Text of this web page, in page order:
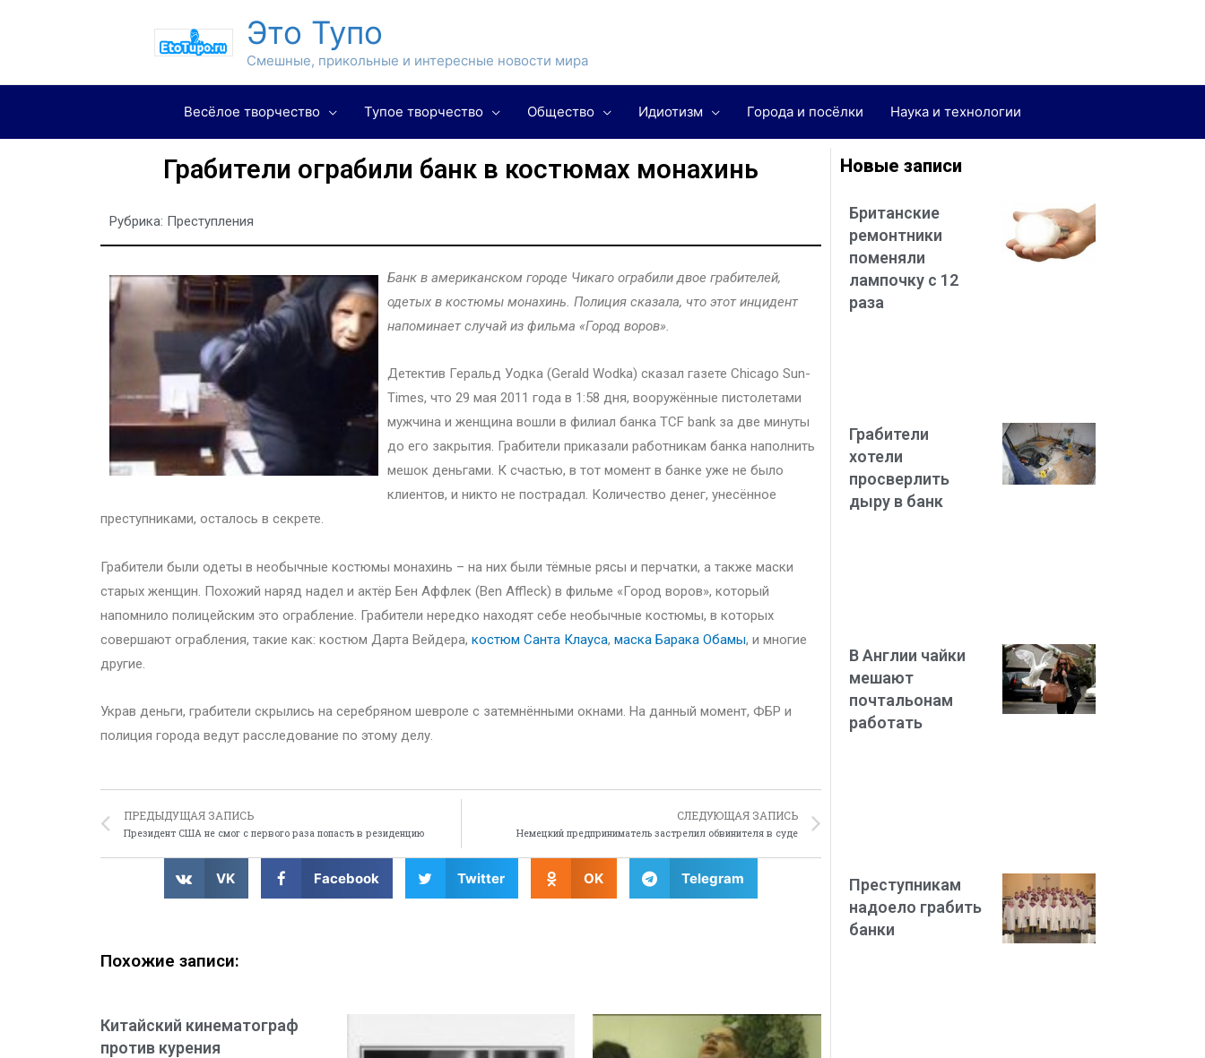
Это Тупо
Смешные, прикольные и интересные новости мира
Весёлое творчество Тупое творчество Общество Идиотизм Города и посёлки Наука и технологии
Грабители ограбили банк в костюмах монахинь
Рубрика: Преступления
Банк в американском городе Чикаго ограбили двое грабителей,
одетых в костюмы монахинь. Полиция сказала, что этот инцидент
напоминает случай из фильма «Город воров».
Детектив Геральд Уодка (Gerald Wodka) сказал газете Chicago Sun-
Times, что 29 мая 2011 года в 1:58 дня, вооружённые пистолетами
мужчина и женщина вошли в филиал банка TCF bank за две минуты
до его закрытия. Грабители приказали работникам банка наполнить
мешок деньгами. К счастью, в тот момент в банке уже не было
клиентов, и никто не пострадал. Количество денег, унесённое
преступниками, осталось в секрете.
Грабители были одеты в необычные костюмы монахинь – на них были тёмные рясы и перчатки, а также маски
старых женщин. Похожий наряд надел и актёр Бен Аффлек (Ben Affleck) в фильме «Город воров», который
напомнило полицейским это ограбление. Грабители нередко находят себе необычные костюмы, в которых
совершают ограбления, такие как: костюм Дарта Вейдера, костюм Санта Клауса, маска Барака Обамы, и многие
другие.
Украв деньги, грабители скрылись на серебряном шевроле с затемнёнными окнами. На данный момент, ФБР и
полиция города ведут расследование по этому делу.
ПРЕДЫДУЩАЯ ЗАПИСЬ
Президент США не смог с первого раза попасть в резиденцию
СЛЕДУЮЩАЯ ЗАПИСЬ
Немецкий предприниматель застрелил обвинителя в суде
VK Facebook Twitter OK Telegram
Похожие записи:
Китайский кинематограф
против курения
Новые записи
Британские
ремонтники
поменяли
лампочку с 12
раза
Грабители
хотели
просверлить
дыру в банк
В Англии чайки
мешают
почтальонам
работать
Преступникам
надоело грабить
банки